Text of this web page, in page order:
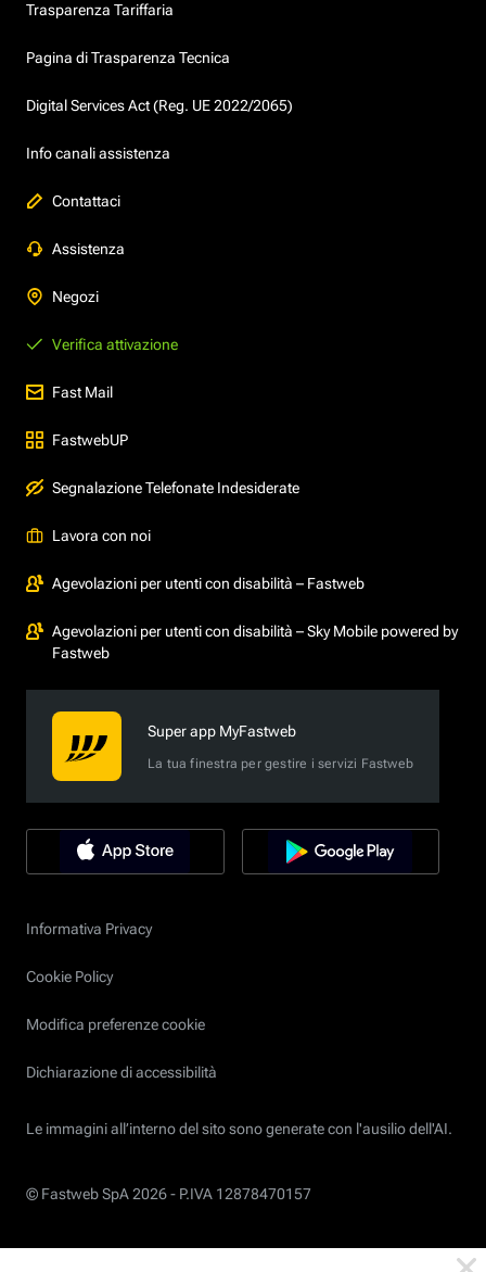
Trasparenza Tariffaria
Pagina di Trasparenza Tecnica
Digital Services Act (Reg. UE 2022/2065)
Info canali assistenza
Contattaci
Assistenza
Negozi
Verifica attivazione
Fast Mail
FastwebUP
Segnalazione Telefonate Indesiderate
Lavora con noi
Agevolazioni per utenti con disabilità – Fastweb
Agevolazioni per utenti con disabilità – Sky Mobile powered by
Fastweb
Super app MyFastweb
La tua finestra per gestire i servizi Fastweb
Informativa Privacy
Cookie Policy
Modifica preferenze cookie
Dichiarazione di accessibilità
Le immagini all’interno del sito sono generate con l'ausilio dell'AI.
© Fastweb SpA 2026 - P.IVA 12878470157